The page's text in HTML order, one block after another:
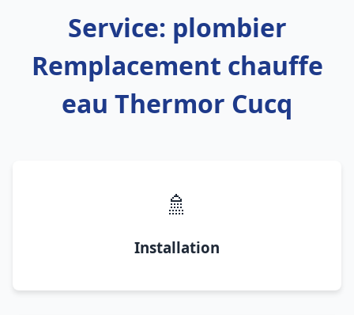
Service: plombier
Remplacement chauffe
eau Thermor Cucq
🚿
Installation